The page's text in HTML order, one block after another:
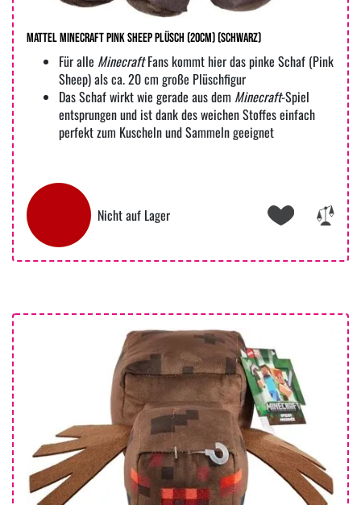
MATTEL Minecraft Pink Sheep Plüsch (20cm) (Schwarz)
Für alle MinecraftFans kommt hier das pinke Schaf (Pink
Sheep) als ca. 20 cm große Plüschfigur
Das Schaf wirkt wie gerade aus dem Minecraft-Spiel
entsprungen und ist dank des weichen Stoffes einfach
perfekt zum Kuscheln und Sammeln geeignet
Nicht auf Lager